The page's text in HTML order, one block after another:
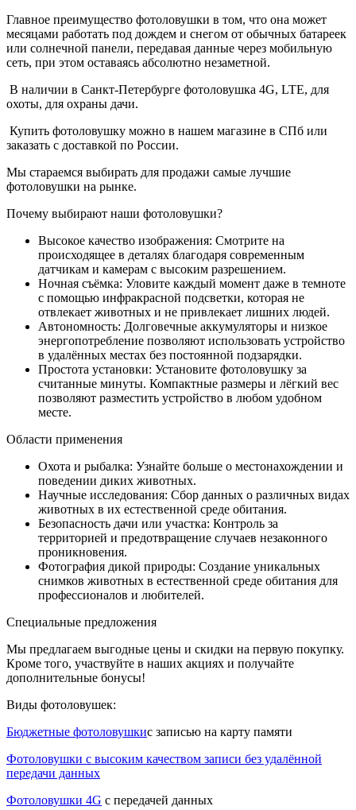
Главное преимущество фотоловушки в том, что она может
месяцами работать под дождем и снегом от обычных батареек
или солнечной панели, передавая данные через мобильную
сеть, при этом оставаясь абсолютно незаметной.
В наличии в Санкт-Петербурге фотоловушка 4G, LTE, для
охоты, для охраны дачи.
Купить фотоловушку можно в нашем магазине в СПб или
заказать с доставкой по России.
Мы стараемся выбирать для продажи самые лучшие
фотоловушки на рынке.
Почему выбирают наши фотоловушки?
Высокое качество изображения: Смотрите на
происходящее в деталях благодаря современным
датчикам и камерам с высоким разрешением.
Ночная съёмка: Уловите каждый момент даже в темноте
с помощью инфракрасной подсветки, которая не
отвлекает животных и не привлекает лишних людей.
Автономность: Долговечные аккумуляторы и низкое
энергопотребление позволяют использовать устройство
в удалённых местах без постоянной подзарядки.
Простота установки: Установите фотоловушку за
считанные минуты. Компактные размеры и лёгкий вес
позволяют разместить устройство в любом удобном
месте.
Области применения
Охота и рыбалка: Узнайте больше о местонахождении и
поведении диких животных.
Научные исследования: Сбор данных о различных видах
животных в их естественной среде обитания.
Безопасность дачи или участка: Контроль за
территорией и предотвращение случаев незаконного
проникновения.
Фотография дикой природы: Создание уникальных
снимков животных в естественной среде обитания для
профессионалов и любителей.
Специальные предложения
Мы предлагаем выгодные цены и скидки на первую покупку.
Кроме того, участвуйте в наших акциях и получайте
дополнительные бонусы!
Виды фотоловушек:
Бюджетные фотоловушкис записью на карту памяти
Фотоловушки с высоким качеством записи без удалённой
передачи данных
Фотоловушки 4G с передачей данных